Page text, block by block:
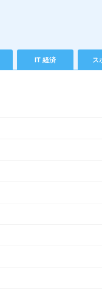
IT 経済 ス